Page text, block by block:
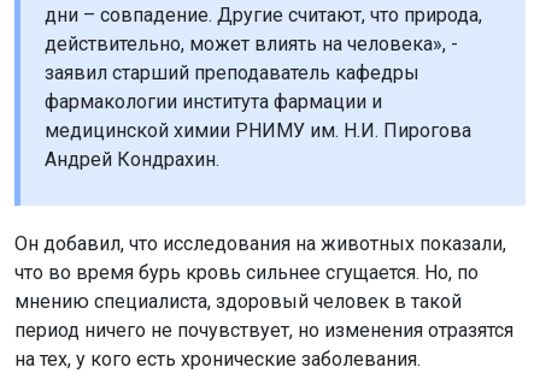
дни – совпадение. Другие считают, что природа,
действительно, может влиять на человека», -
заявил старший преподаватель кафедры
фармакологии института фармации и
медицинской химии РНИМУ им. Н.И. Пирогова
Андрей Кондрахин.
Он добавил, что исследования на животных показали,
что во время бурь кровь сильнее сгущается. Но, по
мнению специалиста, здоровый человек в такой
период ничего не почувствует, но изменения отразятся
на тех, у кого есть хронические заболевания.